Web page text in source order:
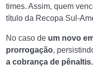
times. Assim, quem
título da Recopa Sul-
No caso de um novo
prorrogação,
a cobrança de pênaltis.